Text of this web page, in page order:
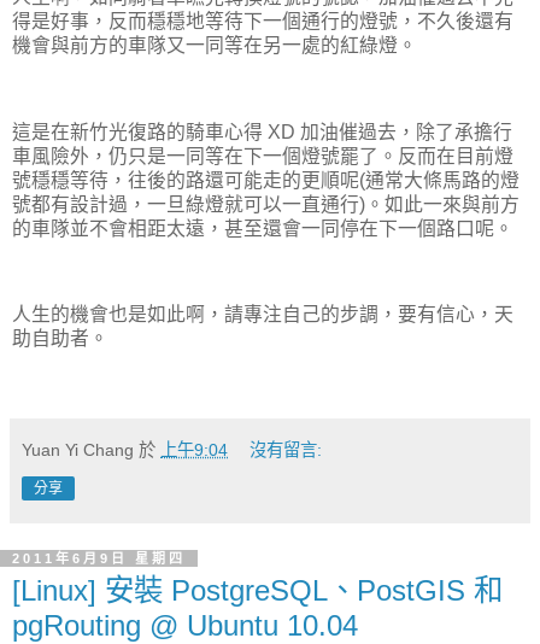
得是好事，反而穩穩地等待下一個通行的燈號，不久後還有
機會與前方的車隊又一同等在另一處的紅綠燈。
這是在新竹光復路的騎車心得 XD 加油催過去，除了承擔行
車風險外，仍只是一同等在下一個燈號罷了。反而在目前燈
號穩穩等待，往後的路還可能走的更順呢(通常大條馬路的燈
號都有設計過，一旦綠燈就可以一直通行)。如此一來與前方
的車隊並不會相距太遠，甚至還會一同停在下一個路口呢。
人生的機會也是如此啊，請專注自己的步調，要有信心，天
助自助者。
Yuan Yi Chang 於 上午9:04 沒有留言:
分享
2011年6月9日 星期四
[Linux] 安裝 PostgreSQL、PostGIS 和
pgRouting @ Ubuntu 10.04